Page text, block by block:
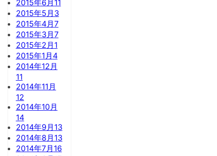
2015年6月 11
2015年5月 3
2015年4月7
2015年3月7
2015年2月 1
2015年1月 4
2014年12月
11
2014年11月
12
2014年10月
14
2014年9月 13
2014年8月 13
2014年7月 16